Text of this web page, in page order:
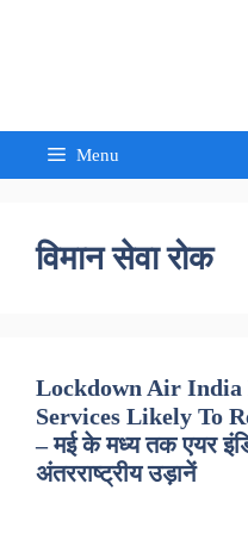
Menu
विमान सेवा रोक
Lockdown Air India
Services Likely To
– मई के मध्य तक एयर
अंतरराष्ट्रीय उड़ानें